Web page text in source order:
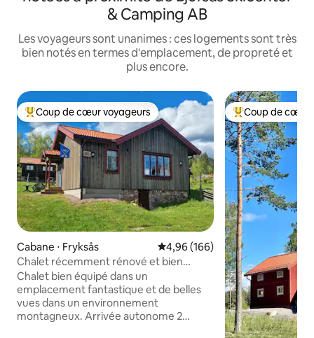
& Camping AB
Les voyageurs sont unanimes : ces logements sont très
bien notés en termes d'emplacement, de propreté et
plus encore.
Coups de cœur voyageurs les plus appréciés
Coup de cœur voyageurs
Cabane ⋅ Fryksås Évaluation moyenne sur la
4,96 (166)
Chalet récemment rénové et bien
équipé avec une vue fantastique.
Chalet bien équipé dans un
emplacement fantastique et de belles
vues dans un environnement
montagneux. Arrivée autonome 2
Coups de cœur
Coup de cœur